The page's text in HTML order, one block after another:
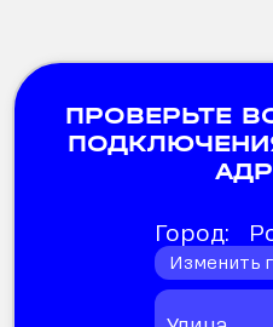
ПРОВЕРЬТЕ
Город:
Изменить